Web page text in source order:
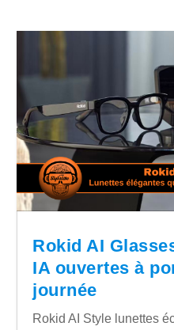
Rokid AI
IA ouvertes à
journée
Rokid AI Style lunettes